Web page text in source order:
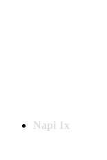
Napi 1x